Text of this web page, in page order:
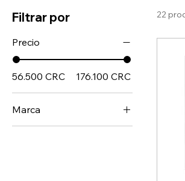
Filtrar por
Precio
56.500 CRC 176.100 CRC
Marca
22